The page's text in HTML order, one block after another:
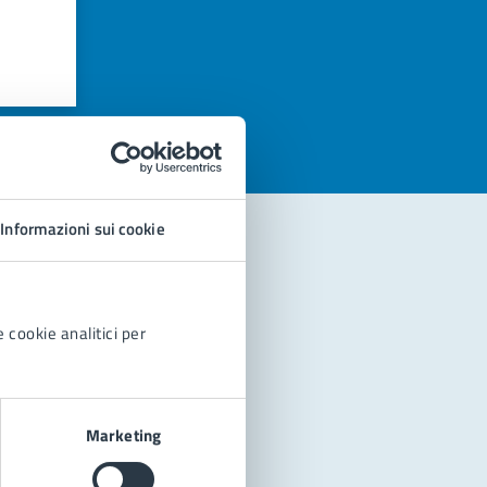
Informazioni sui cookie
cookie analitici per
Marketing